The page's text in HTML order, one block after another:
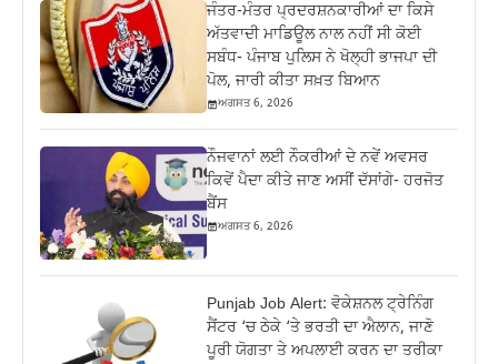
ਜੰਤਰ-ਮੰਤਰ ਪ੍ਰਦਰਸ਼ਨਕਾਰੀਆਂ ਦਾ ਕਿਸੇ
ਅੱਤਵਾਦੀ ਮਾਡਿਊਲ ਨਾਲ ਨਹੀਂ ਸੀ ਕੋਈ
ਸਬੰਧ- ਪੰਜਾਬ ਪੁਲਿਸ ਨੇ ਖੋਲ੍ਹੀ ਭਾਜਪਾ ਦੀ
ਪੋਲ, ਜਾਰੀ ਕੀਤਾ ਸਖ਼ਤ ਬਿਆਨ
ਅਗਸਤ 6, 2026
ਨੌਜਵਾਨਾਂ ਲਈ ਨੌਕਰੀਆਂ ਦੇ ਨਵੇਂ ਅਵਸਰ
ਕਿਵੇਂ ਪੈਦਾ ਕੀਤੇ ਜਾਣ ਅਸੀਂ ਦੱਸਾਂਗੇ- ਹਰਜੋਤ
ਬੈਂਸ
ਅਗਸਤ 6, 2026
Punjab Job Alert: ਵੋਕੇਸ਼ਨਲ ਟ੍ਰੇਨਿੰਗ
ਸੈਂਟਰ ‘ਚ ਠੇਕੇ ‘ਤੇ ਭਰਤੀ ਦਾ ਐਲਾਨ, ਜਾਣੋ
ਪੂਰੀ ਯੋਗਤਾ ਤੇ ਅਪਲਾਈ ਕਰਨ ਦਾ ਤਰੀਕਾ